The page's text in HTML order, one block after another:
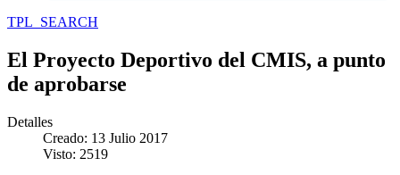
TPL_SEARCH
El Proyecto Deportivo del CMIS, a punto
de aprobarse
Detalles
Creado: 13 Julio 2017
Visto: 2519